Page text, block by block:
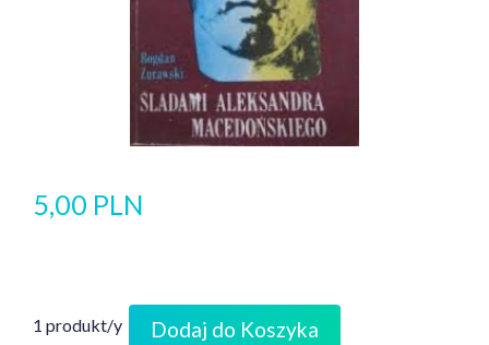
5,00 PLN
1 produkt/y Dodaj do Koszyka